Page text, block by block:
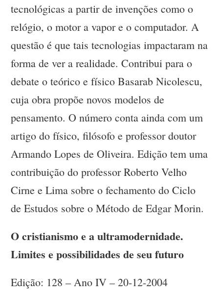
tecnológicas a partir de invenções como o
relógio, o motor a vapor e o computador. A
questão é que tais tecnologias impactaram na
forma de ver a realidade. Contribui para o
debate o teórico e físico Basarab Nicolescu,
cuja obra propõe novos modelos de
pensamento. O número conta ainda com um
artigo do físico, filósofo e professor doutor
Armando Lopes de Oliveira. Edição tem uma
contribuição do professor Roberto Velho
Cirne e Lima sobre o fechamento do Ciclo
de Estudos sobre o Método de Edgar Morin.
O cristianismo e a ultramodernidade.
Limites e possibilidades de seu futuro
Edição: 128 – Ano IV – 20-12-2004